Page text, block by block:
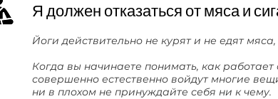
Я должен отказаться от мяса и
Йоги действительно не курят и не едят
Когда вы начинаете понимать, как
совершенно естественно войдут многие
ни в плохом не принуждайте себя ни к чему.